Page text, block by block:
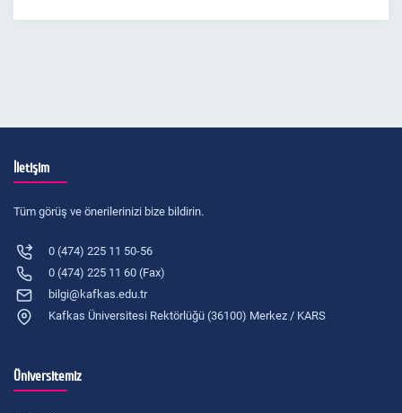
İletişim
Tüm görüş ve önerilerinizi bize bildirin.
0 (474) 225 11 50-56
0 (474) 225 11 60 (Fax)
bilgi@kafkas.edu.tr
Kafkas Üniversitesi Rektörlüğü (36100) Merkez / KARS
Üniversitemiz